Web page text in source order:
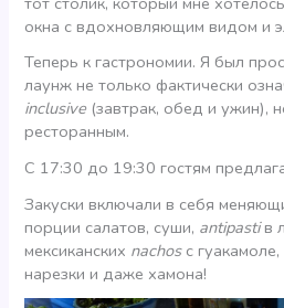
окна с вдохновляющим видом и
Теперь к гастрономии. Я был
лаунж не только фактически
inclusive (завтрак, обед и ужин),
ресторанным.
C 17:30 до 19:30 гостям
Закуски включали в себя
порции салатов, суши, antipastiв
мексиканских nachosс
нарезки и даже хамона!